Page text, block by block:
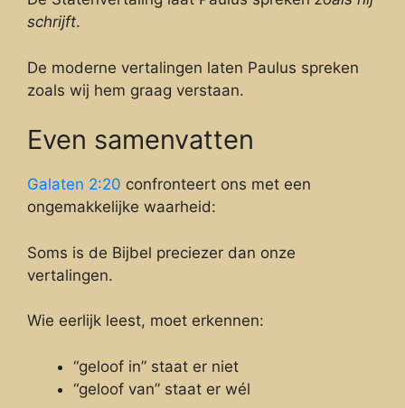
schrijft.
De moderne vertalingen laten Paulus spreken
zoals wij hem graag verstaan.
Even samenvatten
Galaten 2:20 confronteert ons met een
ongemakkelijke waarheid:
Soms is de Bijbel preciezer dan onze
vertalingen.
Wie eerlijk leest, moet erkennen:
“geloof in” staat er niet
“geloof van” staat er wél